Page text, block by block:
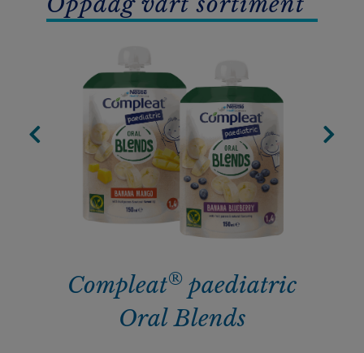
Compleat® paediatric
Oral Blends